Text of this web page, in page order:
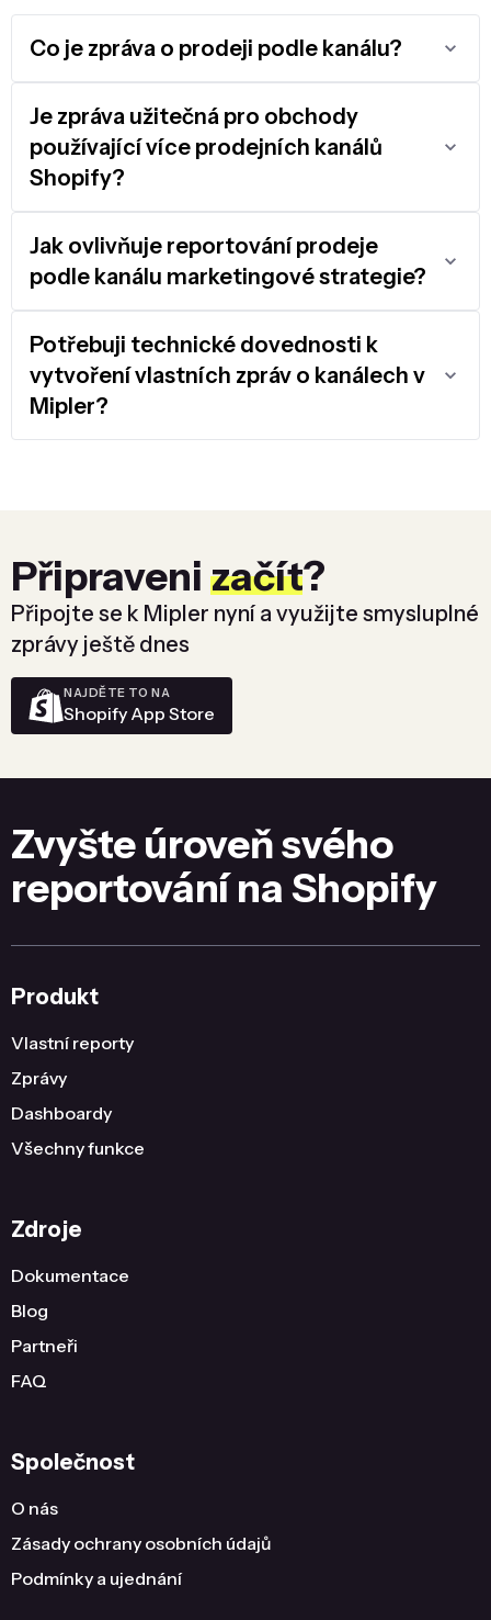
Co je zpráva o prodeji podle kanálu?
Je zpráva užitečná pro obchody
používající více prodejních kanálů
Shopify?
Jak ovlivňuje reportování prodeje
podle kanálu marketingové strategie?
Potřebuji technické dovednosti k
vytvoření vlastních zpráv o kanálech v
Mipler?
Připraveni začít?
Připojte se k Mipler nyní a využijte smysluplné
zprávy ještě dnes
NAJDĚTE TO NA
Shopify App Store
Zvyšte úroveň svého
reportování na Shopify
Produkt
Vlastní reporty
Zprávy
Dashboardy
Všechny funkce
Zdroje
Dokumentace
Blog
Partneři
FAQ
Společnost
O nás
Zásady ochrany osobních údajů
Podmínky a ujednání